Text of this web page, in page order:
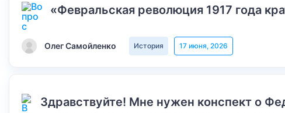
«Февральская революция 1917 года
Олег Самойленко История 17 июня, 2026
Здравствуйте! Мне нужен конспект о